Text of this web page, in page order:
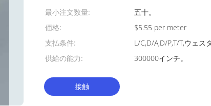
最小注文数量:
五十。
価格:
$5.55 per meter
支払条件:
L/C,D/A,D/P,T/T,ウェス
供給の能力:
300000インチ。
接触